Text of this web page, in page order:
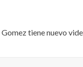
Gomez tiene nuevo